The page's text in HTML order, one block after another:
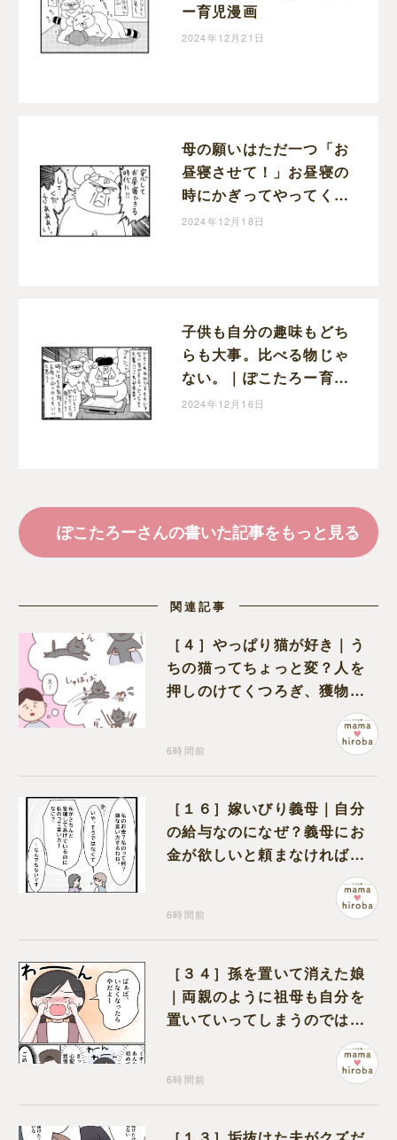
ー育児漫画
2024年12月21日
母の願いはただ一つ「お
昼寝させて！」お昼寝の
時にかぎってやってくる
宣伝車｜ぽこたろー育児
2024年12月18日
子供も自分の趣味もどち
らも大事。比べる物じゃ
ない。｜ぽこたろー育児
漫画
2024年12月16日
ぽこたろーさんの書いた記事をもっと見る
関連記事
［４］やっぱり猫が好き｜う
ちの猫ってちょっと変？人を
押しのけてくつろぎ、獲物に
も物怖じしない鋼のハート
6時間前
［１６］嫁いびり義母｜自分
の給与なのになぜ？義母にお
金が欲しいと頼まなければな
6時間前
［３４］孫を置いて消えた娘
｜両親のように祖母も自分を
置いていってしまうのでは？
と怯えて泣く孫に心が痛む
6時間前